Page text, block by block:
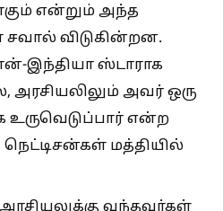
என்றும் அந்த
விடுகின்றன.
இந்தியா ஸ்டாராக
அவர் ஒரு
உருவெடுப்பார் என்ற
மத்தியில்
அரசியலுக்கு வந்தவர்கள்